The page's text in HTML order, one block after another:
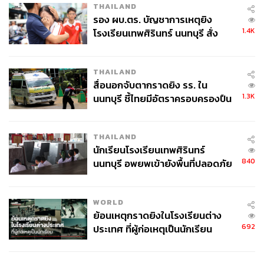
THAILAND
รอง ผบ.ตร. บัญชาการเหตุยิง
โรงเรียนเทพศิรินทร์ นนทบุรี สั่ง
1.4K
THAILAND
สื่อนอกจับตากราดยิง รร. ใน
นนทบุรี ชี้ไทยมีอัตราครอบครองปืน
1.3K
THAILAND
นักเรียนโรงเรียนเทพศิรินทร์
นนทบุรี อพยพเข้ายังพื้นที่ปลอดภัย
840
WORLD
ย้อนเหตุกราดยิงในโรงเรียนต่าง
ประเทศ ที่ผู้ก่อเหตุเป็นนักเรียน
692